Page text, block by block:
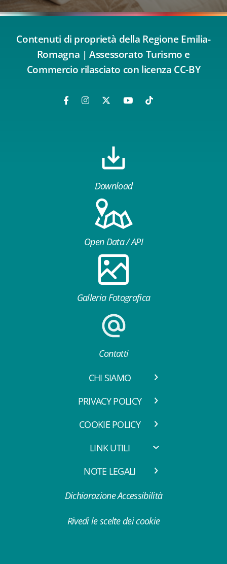
Contenuti di proprietà della Regione Emilia-
Romagna | Assessorato Turismo e
Commercio rilasciato con licenza CC-BY
Download
Open Data / API
Galleria Fotografica
Contatti
CHI SIAMO
PRIVACY POLICY
COOKIE POLICY
LINK UTILI
NOTE LEGALI
Dichiarazione Accessibilità
Rivedi le scelte dei cookie